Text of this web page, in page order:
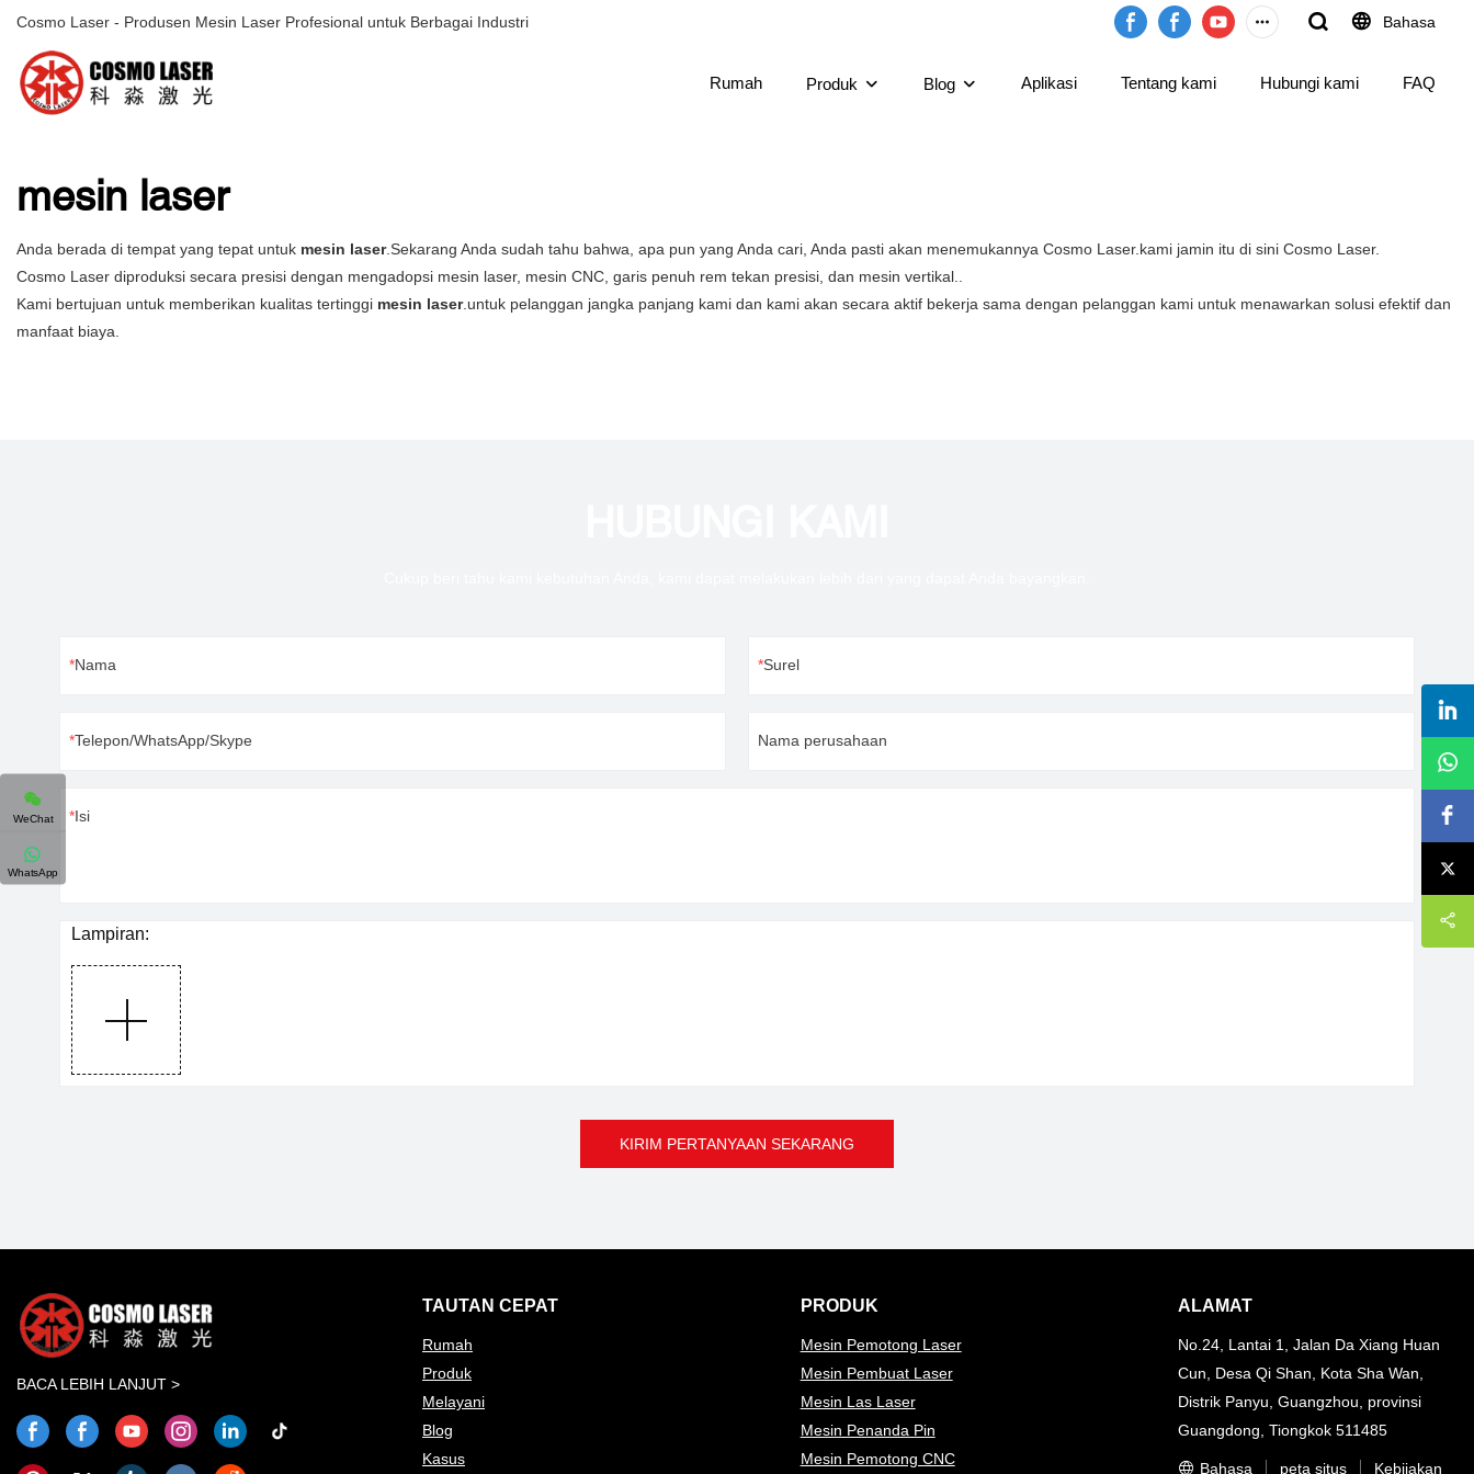
Cosmo Laser - Produsen Mesin Laser Profesional untuk Berbagai Industri Bahasa
Rumah Produk Blog Aplikasi Tentang kami Hubungi kami FAQ
mesin laser
Anda berada di tempat yang tepat untuk mesin laser.Sekarang Anda sudah tahu bahwa, apa pun yang Anda cari, Anda pasti akan menemukannya Cosmo Laser.kami jamin itu di sini Cosmo Laser.
Cosmo Laser diproduksi secara presisi dengan mengadopsi mesin laser, mesin CNC, garis penuh rem tekan presisi, dan mesin vertikal..
Kami bertujuan untuk memberikan kualitas tertinggi mesin laser.untuk pelanggan jangka panjang kami dan kami akan secara aktif bekerja sama dengan pelanggan kami untuk menawarkan solusi efektif dan
manfaat biaya.
Nama Surel
Telepon/WhatsApp/Skype Nama perusahaan
Isi
Lampiran:
KIRIM PERTANYAAN SEKARANG
BACA LEBIH LANJUT >
TAUTAN CEPAT
Rumah
Produk
Melayani
Blog
Kasus
PRODUK
Mesin Pemotong Laser
Mesin Pembuat Laser
Mesin Las Laser
Mesin Penanda Pin
Mesin Pemotong CNC
ALAMAT
No.24, Lantai 1, Jalan Da Xiang Huan
Cun, Desa Qi Shan, Kota Sha Wan,
Distrik Panyu, Guangzhou, provinsi
Guangdong, Tiongkok 511485
Bahasa peta situs Kebijakan
WeChat
WhatsApp